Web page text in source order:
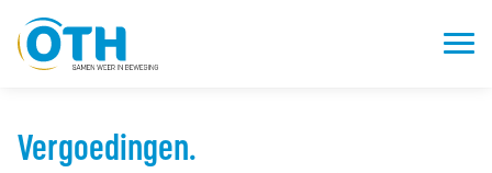
Vergoedingen.